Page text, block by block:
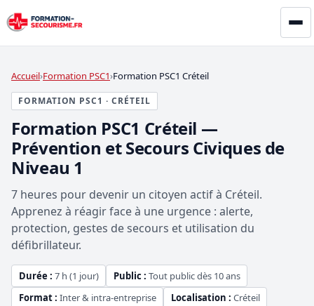
Accueil Formation PSC1 Formation PSC1 Créteil
FORMATION PSC1 · CRÉTEIL
Formation PSC1 Créteil —
Prévention et Secours Civiques de
Niveau 1
7 heures pour devenir un citoyen actif à Créteil.
Apprenez à réagir face à une urgence : alerte,
protection, gestes de secours et utilisation du
défibrillateur.
Durée : 7 h (1 jour) Public : Tout public dès 10 ans
Format : Inter & intra-entreprise Localisation : Créteil